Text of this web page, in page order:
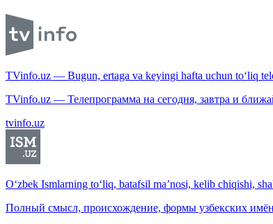
TVinfo.uz — Bugun, ertaga va keyingi hafta uchun to‘liq
TVinfo.uz — Телепрограмма на сегодня, завтра и
tvinfo.uz
O‘zbek Ismlarning to‘liq, batafsil ma’nosi, kelib chiqishi,
Полный смысл, происхождение, формы узбекских